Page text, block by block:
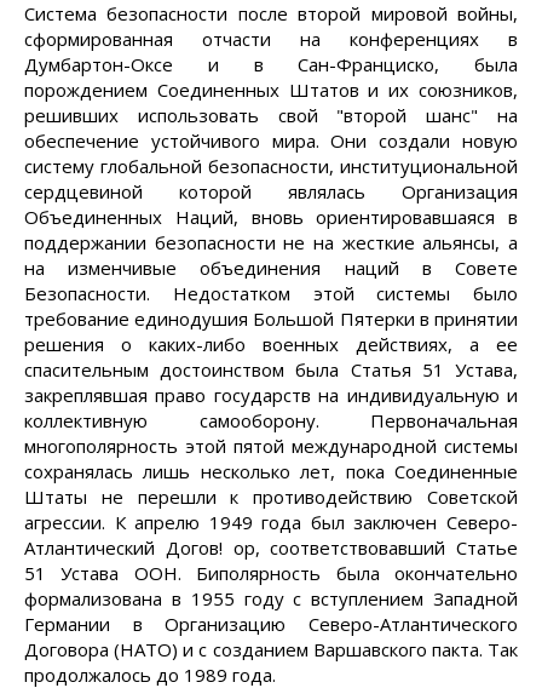
Система безопасности после второй мировой войны,
сформированная отчасти на конференциях в
Думбартон-Оксе и в Сан-Франциско, была
порождением Соединенных Штатов и их союзников,
решивших использовать свой "второй шанс" на
обеспечение устойчивого мира. Они создали новую
систему глобальной безопасности, институциональной
сердцевиной которой являлась Организация
Объединенных Наций, вновь ориентировавшаяся в
поддержании безопасности не на жесткие альянсы, а
на изменчивые объединения наций в Совете
Безопасности. Недостатком этой системы было
требование единодушия Большой Пятерки в принятии
решения о каких-либо военных действиях, а ее
спасительным достоинством была Статья 51 Устава,
закреплявшая право государств на индивидуальную и
коллективную самооборону. Первоначальная
многополярность этой пятой международной системы
сохранялась лишь несколько лет, пока Соединенные
Штаты не перешли к противодействию Советской
агрессии. К апрелю 1949 года был заключен Северо-
Атлантический Догов! ор, соответствовавший Статье
51 Устава ООН. Биполярность была окончательно
формализована в 1955 году с вступлением Западной
Германии в Организацию Северо-Атлантического
Договора (НАТО) и с созданием Варшавского пакта. Так
продолжалось до 1989 года.